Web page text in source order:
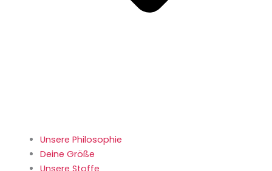
Unsere Philosophie
Deine Größe